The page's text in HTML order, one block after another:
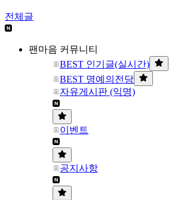
전체글
팬마음 커뮤니티
BEST 인기글(실시간)
BEST 명예의전당
자유게시판 (익명)
이벤트
공지사항